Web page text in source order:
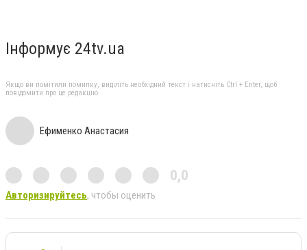
Інформує 24tv.ua
Якщо ви помітили помилку, виділіть необхідний текст і натисніть Ctrl + Enter, щоб
повідомити про це редакцію
Ефименко Анастасия
0,0
Авторизируйтесь, чтобы оценить